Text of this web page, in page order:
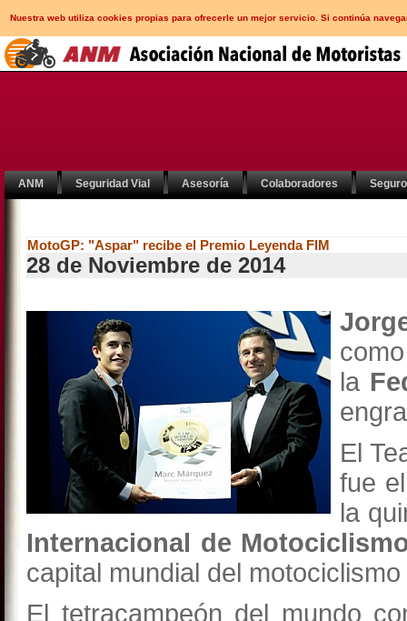
Nuestra web utiliza cookies propias para ofrecerle un mejor servicio. Si continúa
ANM Seguridad Vial Asesoría Colaboradores
MotoGP: "Aspar" recibe el Premio Leyenda FIM
28 de Noviembre de 2014
la
El
fue
la
Internacional de
capital mundial del
El tetracampeón del mundo